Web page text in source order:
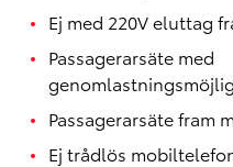
Ej med 220V eluttag
Passagerarsäte med
Passagerarsäte fram
Ej trådlös